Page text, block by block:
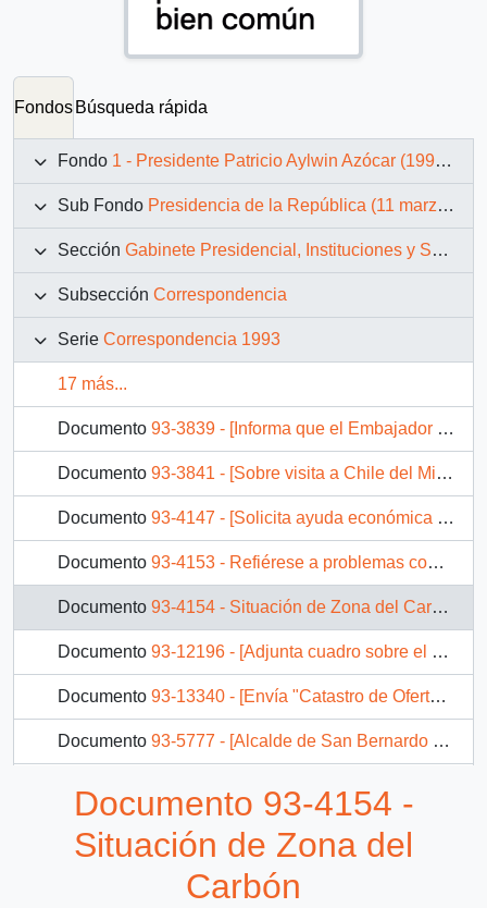
Fondos Búsqueda rápida
Fondo 1 - Presidente Patricio Aylwin Azócar (1990-1994)
Sub Fondo Presidencia de la República (11 marzo 1990 – 11 marzo 1994)
Sección Gabinete Presidencial, Instituciones y Servicios
Subsección Correspondencia
Serie Correspondencia 1993
17 más...
Documento 93-3839 - [Informa que el Embajador de Chile en Costa Rica solicita una audiencia]
Documento 93-3841 - [Sobre visita a Chile del Ministro de Información kuwaiti]
Documento 93-4147 - [Solicita ayuda económica para financiar un proyecto de recuperación del edificio de la Ex Intendencia, destruido en un incendio]
Documento 93-4153 - Refiérese a problemas comuna de Talcahuano
Documento 93-4154 - Situación de Zona del Carbón
Documento 93-12196 - [Adjunta cuadro sobre el Programa de Becas Indígenas MINEDUC-CEPI]
Documento 93-13340 - [Envía "Catastro de Oferta de CTPD del Gobierno de Chile"]
Documento 93-5777 - [Alcalde de San Bernardo solicita audiencia]
120 más...
Documento 93-4154 -
Situación de Zona del
Carbón